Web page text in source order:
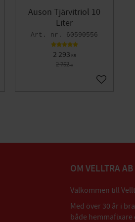
till i favoriter
Auson Tjärvitriol 10
Liter
60590556
2 293 KR
2 752KR
Lägg till i
OM VELLTRA AB
Välkommen till
Med över 30 år i
både